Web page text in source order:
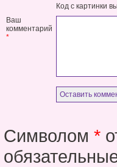
Код с картинки
Ваш
комментарий
*
Символом *